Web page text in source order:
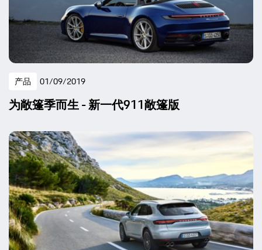
产品 01/09/2019
为敞篷季而生 - 新一代911敞篷版